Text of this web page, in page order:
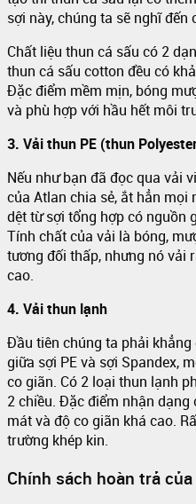
sợi này, chúng ta sẽ nghĩ
Chất liệu thun cá sấu có 2
thun cá sấu cotton đều có
Đặc điểm mềm mịn, bóng
và phù hợp với hầu hết môi
3. Vải thun PE (thun
Nếu như bạn đã đọc qua vải
của Atlan chia sẻ, ắt hẳn mọi
dệt từ sợi tổng hợp có nguồn
Tính chất của vải là bóng,
tương đối thấp, nhưng nó vải
cao.
4. Vải thun lạnh
Đầu tiên chúng ta phải
giữa sợi PE và sợi Spandex,
co giãn. Có 2 loại thun lạnh
2 chiều. Đặc điểm nhận
mát và độ co giãn khá cao.
trường khép kin.
Chính sách hoàn trả